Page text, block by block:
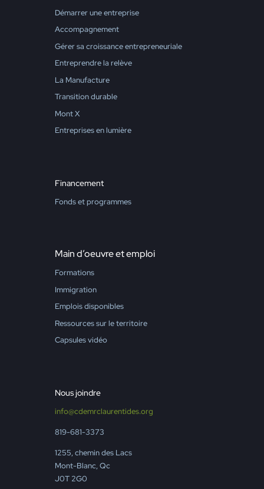
Démarrer une entreprise
Accompagnement
Gérer sa croissance entrepreneuriale
Entreprendre la relève
La Manufacture
Transition durable
Mont X
Entreprises en lumière
Financement
Fonds et programmes
Main d’oeuvre et emploi
Formations
Immigration
Emplois disponibles
Ressources sur le territoire
Capsules vidéo
Nous joindre
info@cdemrclaurentides.org
819-681-3373
1255, chemin des Lacs
Mont-Blanc, Qc
J0T 2G0